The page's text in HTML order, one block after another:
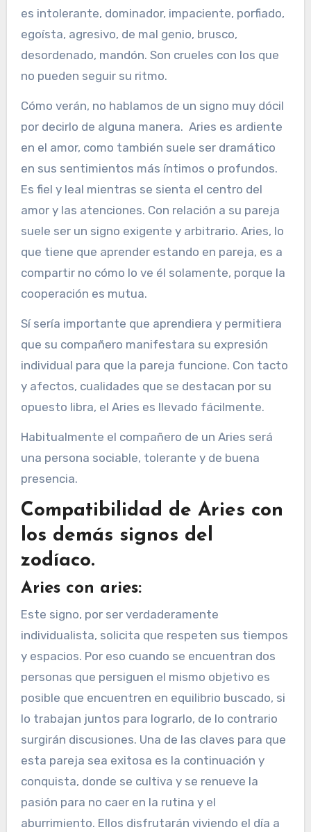
es intolerante, dominador, impaciente, porfiado,
egoísta, agresivo, de mal genio, brusco,
desordenado, mandón. Son crueles con los que
no pueden seguir su ritmo.
Cómo verán, no hablamos de un signo muy dócil
por decirlo de alguna manera. Aries es ardiente
en el amor, como también suele ser dramático
en sus sentimientos más íntimos o profundos.
Es fiel y leal mientras se sienta el centro del
amor y las atenciones. Con relación a su pareja
suele ser un signo exigente y arbitrario. Aries, lo
que tiene que aprender estando en pareja, es a
compartir no cómo lo ve él solamente, porque la
cooperación es mutua.
Sí sería importante que aprendiera y permitiera
que su compañero manifestara su expresión
individual para que la pareja funcione. Con tacto
y afectos, cualidades que se destacan por su
opuesto libra, el Aries es llevado fácilmente.
Habitualmente el compañero de un Aries será
una persona sociable, tolerante y de buena
presencia.
Compatibilidad de Aries con
los demás signos del
zodíaco.
Aries con aries:
Este signo, por ser verdaderamente
individualista, solicita que respeten sus tiempos
y espacios. Por eso cuando se encuentran dos
personas que persiguen el mismo objetivo es
posible que encuentren en equilibrio buscado, si
lo trabajan juntos para lograrlo, de lo contrario
surgirán discusiones. Una de las claves para que
esta pareja sea exitosa es la continuación y
conquista, donde se cultiva y se renueve la
pasión para no caer en la rutina y el
aburrimiento. Ellos disfrutarán viviendo el día a